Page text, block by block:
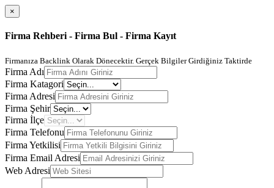
×
Firma Rehberi - Firma Bul - Firma Kayıt
Firmanıza Backlink Olarak Dönecektir. Gerçek Bilgiler Girdiğiniz Taktirde
Firma Adı
Firma Katagori
Firma Adresi
Firma Şehir
Firma İlçe
Firma Telefonu
Firma Yetkilisi
Firma Email Adresi
Web Adresi